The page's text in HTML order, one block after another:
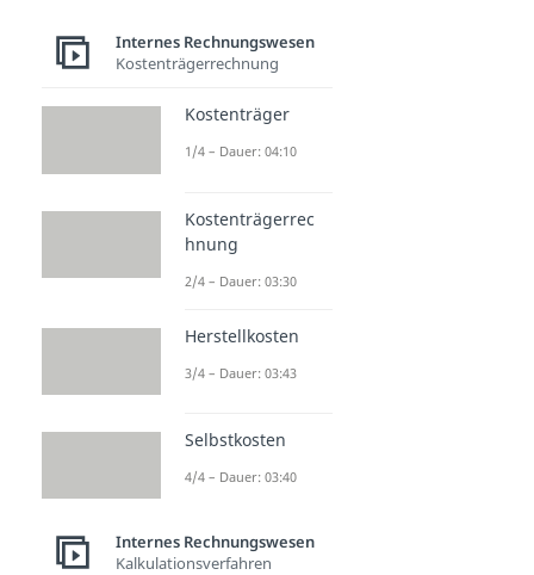
Internes Rechnungswesen
Kostenträgerrechnung
Kostenträger
1/4 – Dauer: 04:10
Kostenträgerrec
hnung
2/4 – Dauer: 03:30
Herstellkosten
3/4 – Dauer: 03:43
Selbstkosten
4/4 – Dauer: 03:40
Internes Rechnungswesen
Kalkulationsverfahren